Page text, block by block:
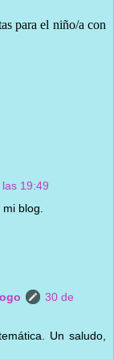
para el niño/a con
19:49
blog.
30 de
Un saludo,